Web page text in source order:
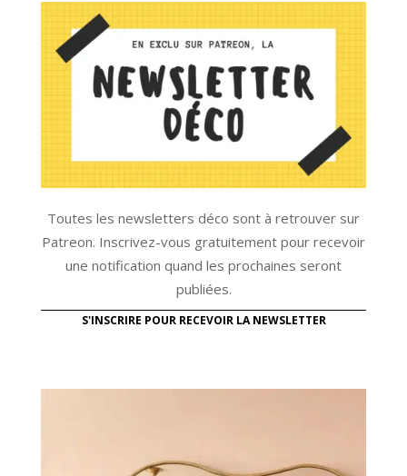
Toutes les newsletters déco sont à retrouver sur
Patreon. Inscrivez-vous gratuitement pour recevoir
une notification quand les prochaines seront
publiées.
S'INSCRIRE POUR RECEVOIR LA NEWSLETTER